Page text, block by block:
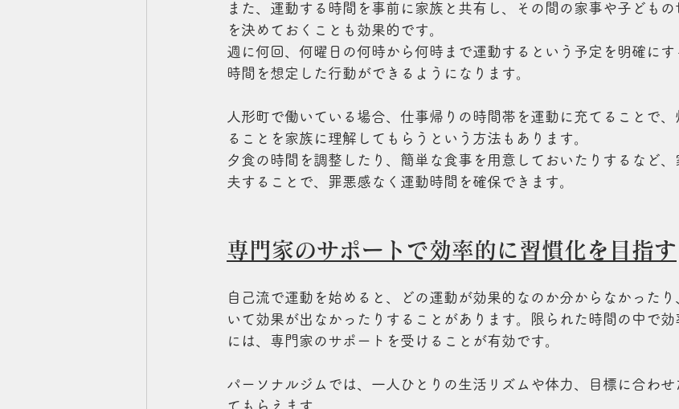
また、運動する時間を事前に家族と共有し、その間の家事や子ども
を決めておくことも効果的です。
週に何回、何曜日の何時から何時まで運動するという予定を明確に
時間を想定した行動ができるようになります。
人形町で働いている場合、仕事帰りの時間帯を運動に充てることで
ることを家族に理解してもらうという方法もあります。
夕食の時間を調整したり、簡単な食事を用意しておいたりするなど
夫することで、罪悪感なく運動時間を確保できます。
専門家のサポートで効率的に習慣化を目指す
自己流で運動を始めると、どの運動が効果的なのか分からなかった
いて効果が出なかったりすることがあります。限られた時間の中で
には、専門家のサポートを受けることが有効です。
パーソナルジムでは、一人ひとりの生活リズムや体力、目標に合わ
てもらえます。